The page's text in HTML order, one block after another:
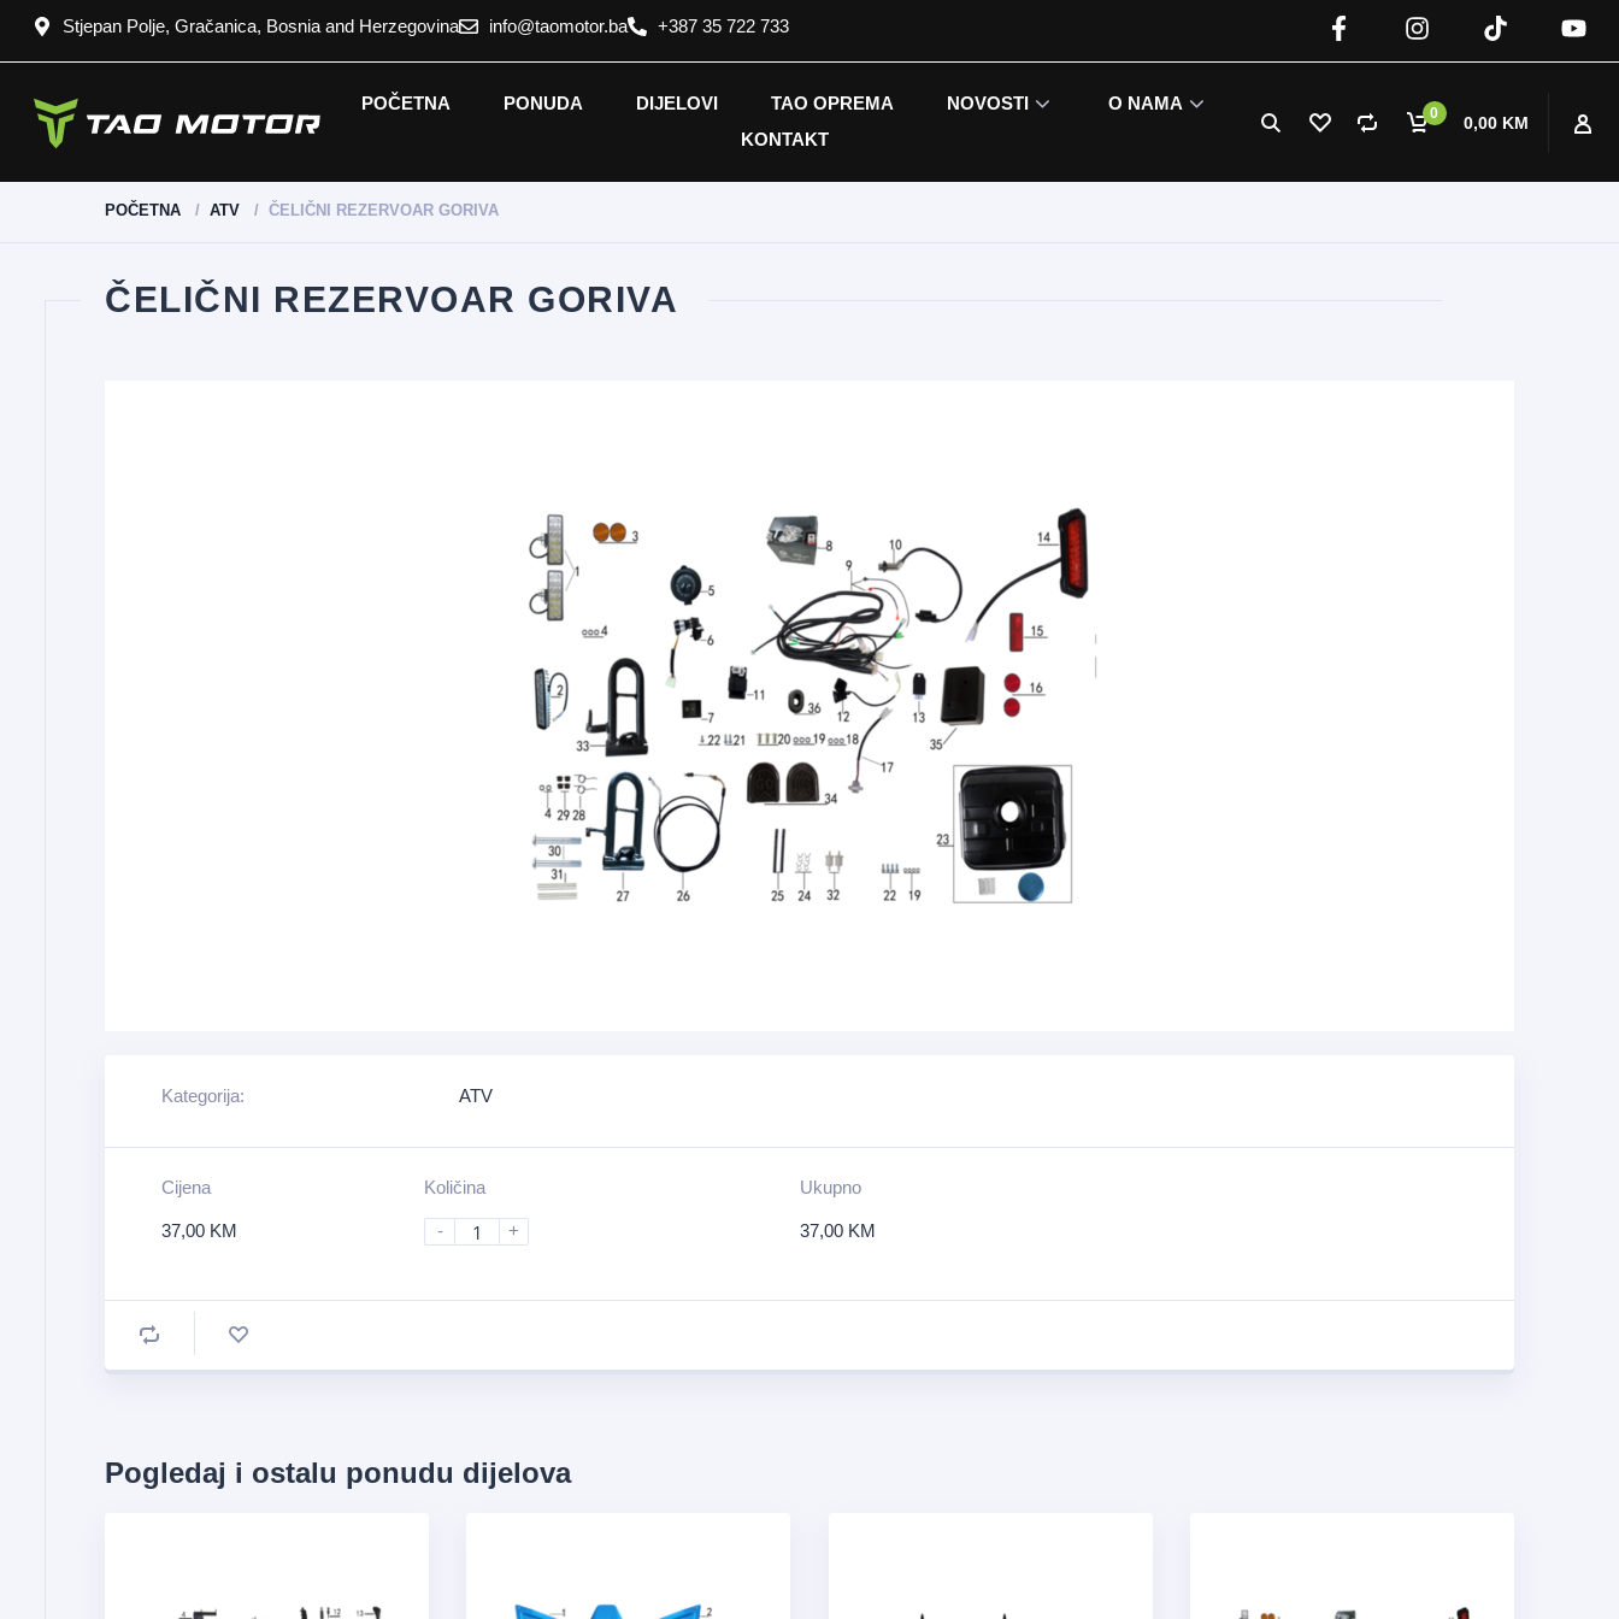
Stjepan Polje, Gračanica, Bosnia and Herzegovina info@taomotor.ba +387 35 722 733
0 0,00 KM
POČETNA PONUDA DIJELOVI TAO OPREMA NOVOSTI
O NAMA
KONTAKT
POČETNA ATV ČELIČNI REZERVOAR GORIVA
ČELIČNI REZERVOAR GORIVA
Kategorija: ATV
Cijena
37,00 KM
Količina
- +
Ukupno
37,00 KM
Pogledaj i ostalu ponudu dijelova